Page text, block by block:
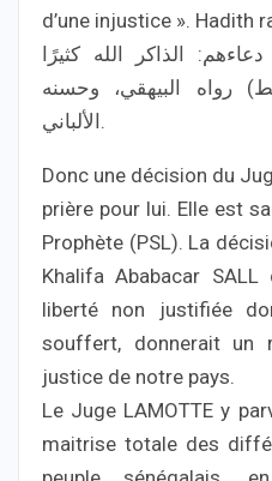
d’une injustice ». Hadith
الذاكر الله كثيرًا
رواه البيهقي، وحسنه
الألباني.
Donc une décision du
prière pour lui. Elle est
Prophète (PSL). La
Khalifa Ababacar
liberté non justifiée
souffert, donnerait un
justice de notre pays.
Le Juge LAMOTTE y
maitrise totale des